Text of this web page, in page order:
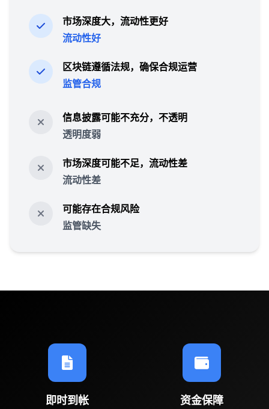
市场深度大，流动性更好
流动性好
区块链遵循法规，确保合规运营
监管合规
信息披露可能不充分，不透明
透明度弱
市场深度可能不足，流动性差
流动性差
可能存在合规风险
监管缺失
即时到帐 资金保障